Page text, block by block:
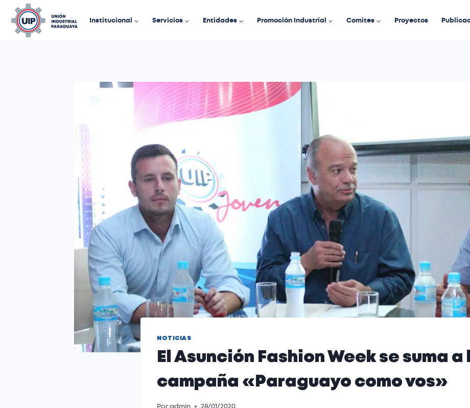
Institucional Servicios Entidades Promoción Industrial Comites Proyectos
NOTICIAS
El Asunción Fashion Week se suma a
campaña «Paraguayo como vos»
Poradmin 28/01/2020